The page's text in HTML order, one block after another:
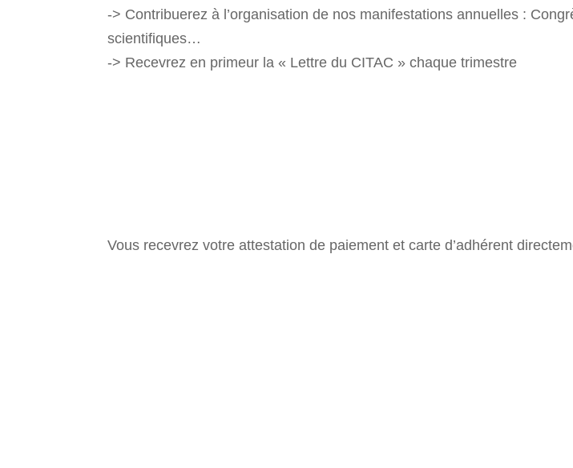
-> Contribuerez à l’organisation de nos manifestations annuelles :
scientifiques…
-> Recevrez en primeur la « Lettre du CITAC » chaque trimestre
Vous recevrez votre attestation de paiement et carte d’adhérent